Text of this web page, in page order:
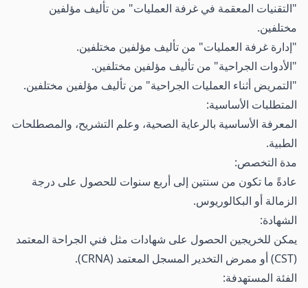
"التقنيات المعقمة في غرفة العمليات" من تأليف مؤلفين
مختلفين.
"إدارة غرفة العمليات" من تأليف مؤلفين مختلفين.
"الأدوات الجراحية" من تأليف مؤلفين مختلفين.
"التمريض أثناء العمليات الجراحية" من تأليف مؤلفين مختلفين.
المتطلبات الأساسية:
المعرفة الأساسية بالرعاية الصحية، وعلم التشريح، والمصطلحات
الطبية.
مدة التخصص:
عادةً ما تكون من سنتين إلى أربع سنوات للحصول على درجة
الزمالة أو البكالوريوس.
الشهادة:
يمكن للخريجين الحصول على شهادات مثل فني الجراحة المعتمد
(CST) أو ممرض التخدير المسجل المعتمد (CRNA).
الفئة المستهدفة: